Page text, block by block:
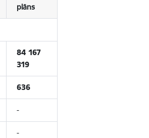
plāns
84 167
319
636
-
-